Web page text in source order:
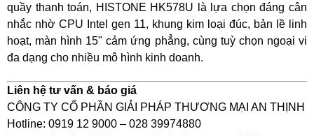
quầy thanh toán, HISTONE HK578U là lựa chọn đáng cân
nhắc nhờ CPU Intel gen 11, khung kim loại đúc, bản lề linh
hoạt, màn hình 15" cảm ứng phẳng, cùng tuỳ chọn ngoại vi
đa dạng cho nhiều mô hình kinh doanh.
Liên hệ tư vấn & báo giá
CÔNG TY CỔ PHẦN GIẢI PHÁP THƯƠNG MẠI AN THỊNH
Hotline: 0919 12 9000 – 028 39974880